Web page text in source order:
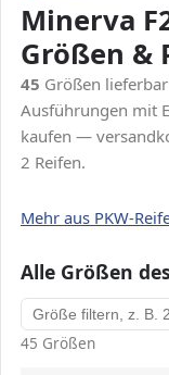
Minerva
Größen &
45 Größen
Ausführungen mit
kaufen —
2 Reifen.
Mehr aus PKW-
Alle Größen
45 Größen